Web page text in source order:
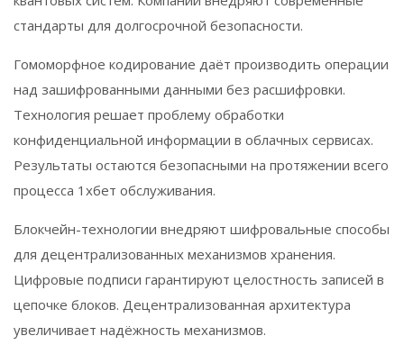
стандарты для долгосрочной безопасности.
Гомоморфное кодирование даёт производить операции
над зашифрованными данными без расшифровки.
Технология решает проблему обработки
конфиденциальной информации в облачных сервисах.
Результаты остаются безопасными на протяжении всего
процесса 1хбет обслуживания.
Блокчейн-технологии внедряют шифровальные способы
для децентрализованных механизмов хранения.
Цифровые подписи гарантируют целостность записей в
цепочке блоков. Децентрализованная архитектура
увеличивает надёжность механизмов.